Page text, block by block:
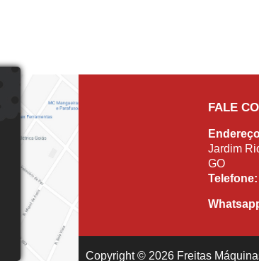
FALE
Jardim
GO
Telefone:
Copyright © 2026 Freitas